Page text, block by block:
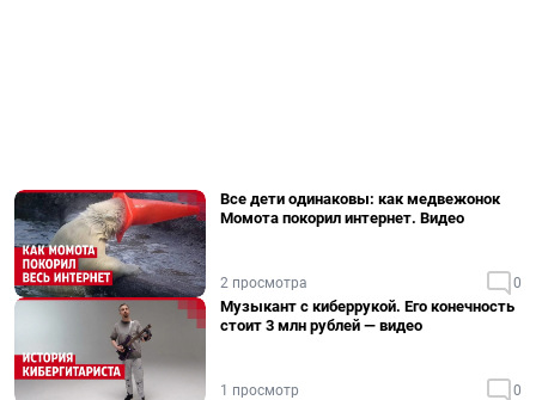
Все дети одинаковы: как медвежонок
Момота покорил интернет. Видео
2 просмотра 0
Музыкант с киберрукой. Его конечность
стоит 3 млн рублей — видео
1 просмотр 0